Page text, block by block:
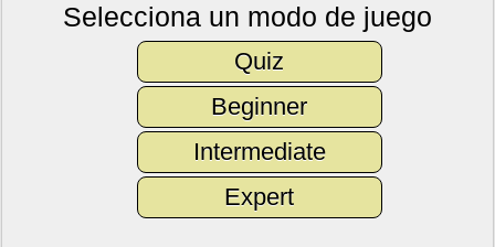
Selecciona un modo de juego
Quiz
Beginner
Intermediate
Expert